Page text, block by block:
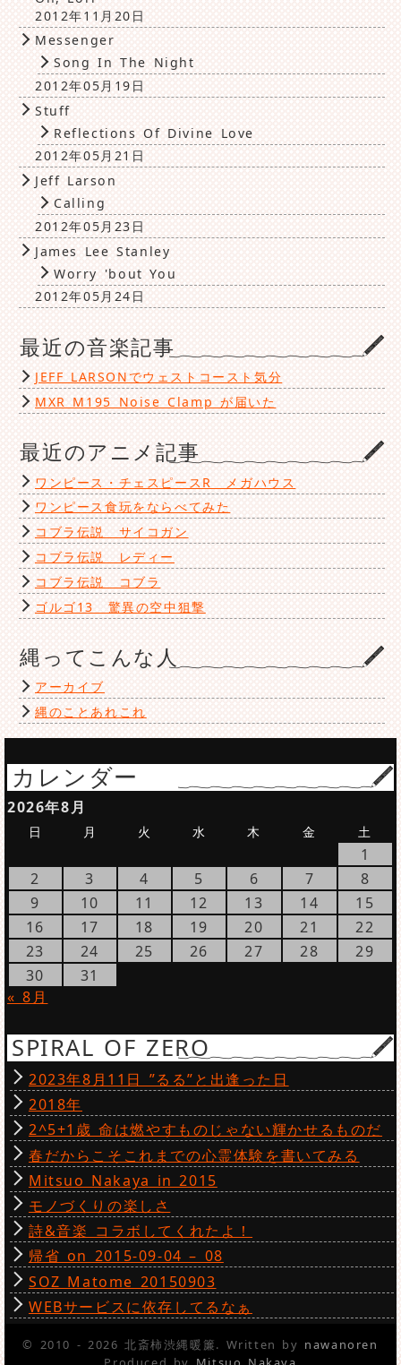
2012年11月20日
Messenger
Song In The Night
2012年05月19日
Stuff
Reflections Of Divine Love
2012年05月21日
Jeff Larson
Calling
2012年05月23日
James Lee Stanley
Worry 'bout You
2012年05月24日
最近の音楽記事
JEFF LARSONでウェストコースト気分
MXR M195 Noise Clamp が届いた
最近のアニメ記事
ワンピース・チェスピースR メガハウス
ワンピース食玩をならべてみた
コブラ伝説 サイコガン
コブラ伝説 レディー
コブラ伝説 コブラ
ゴルゴ13 驚異の空中狙撃
縄ってこんな人
アーカイブ
縄のことあれこれ
カレンダー
2026年8月
日 月 火 水 木 金 土
1
2
3 4 5 6 7
8
9
10 11 12 13 14
15
16
17 18 19 20 21
22
23
24 25 26 27 28
29
30
31
« 8月
SPIRAL OF ZERO
2023年8月11日 ”るる”と出逢った日
2018年
2^5+1歳 命は燃やすものじゃない輝かせるものだ
春だからこそこれまでの心霊体験を書いてみる
Mitsuo Nakaya in 2015
モノづくりの楽しさ
詩&音楽 コラボしてくれたよ！
帰省 on 2015-09-04 – 08
SOZ Matome 20150903
WEBサービスに依存してるなぁ
© 2010 - 2026 北斎柿渋縄暖簾. Written by nawanoren